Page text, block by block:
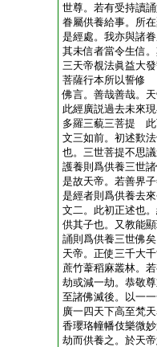
世尊。若有受持讀
眷屬供養給事。所
是經處。我亦與諸
其未信者當令生信
三天帝覩法眞益大
菩薩行本所以誓修
佛言。善哉善哉。
此經廣説過去未來
多羅三藐三菩提 此
文三如前。初述歎
也。三世菩提不思
護養則爲供養三世
是故天帝。若善界
是經者則爲供養去
文二。此初正述也
供其子也。又教能
誦則爲供養三世佛矣
天帝。正使三千大
蔗竹葦稻麻叢林。
劫或減一劫。恭敬
至諸佛滅後。以一
廣一四天下高至梵
香瓔珞幢幡伎樂微
劫而供養之。於天